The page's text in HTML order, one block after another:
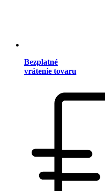
Bezplatné
vrátenie tovaru